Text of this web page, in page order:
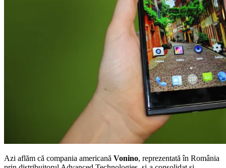
Azi aflăm că compania americană Vonino, reprezentată în România